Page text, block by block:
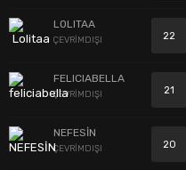
LOLITAA
ÇEVRİMDIŞI 22
FELICIABELLA
ÇEVRİMDIŞI 21
NEFESİN
ÇEVRİMDIŞI 20